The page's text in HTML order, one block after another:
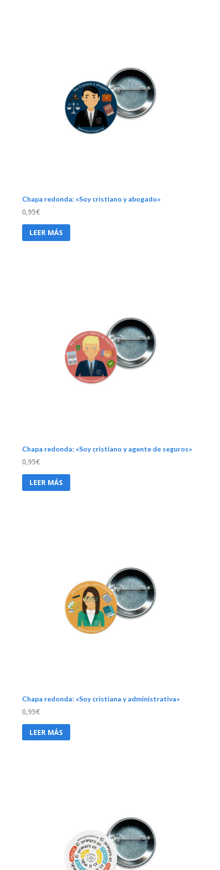
Chapa redonda: «Soy cristiano y abogado»
0,95€
LEER MÁS
Chapa redonda: «Soy cristiano y agente de seguros»
0,95€
LEER MÁS
Chapa redonda: «Soy cristiana y administrativa»
0,95€
LEER MÁS